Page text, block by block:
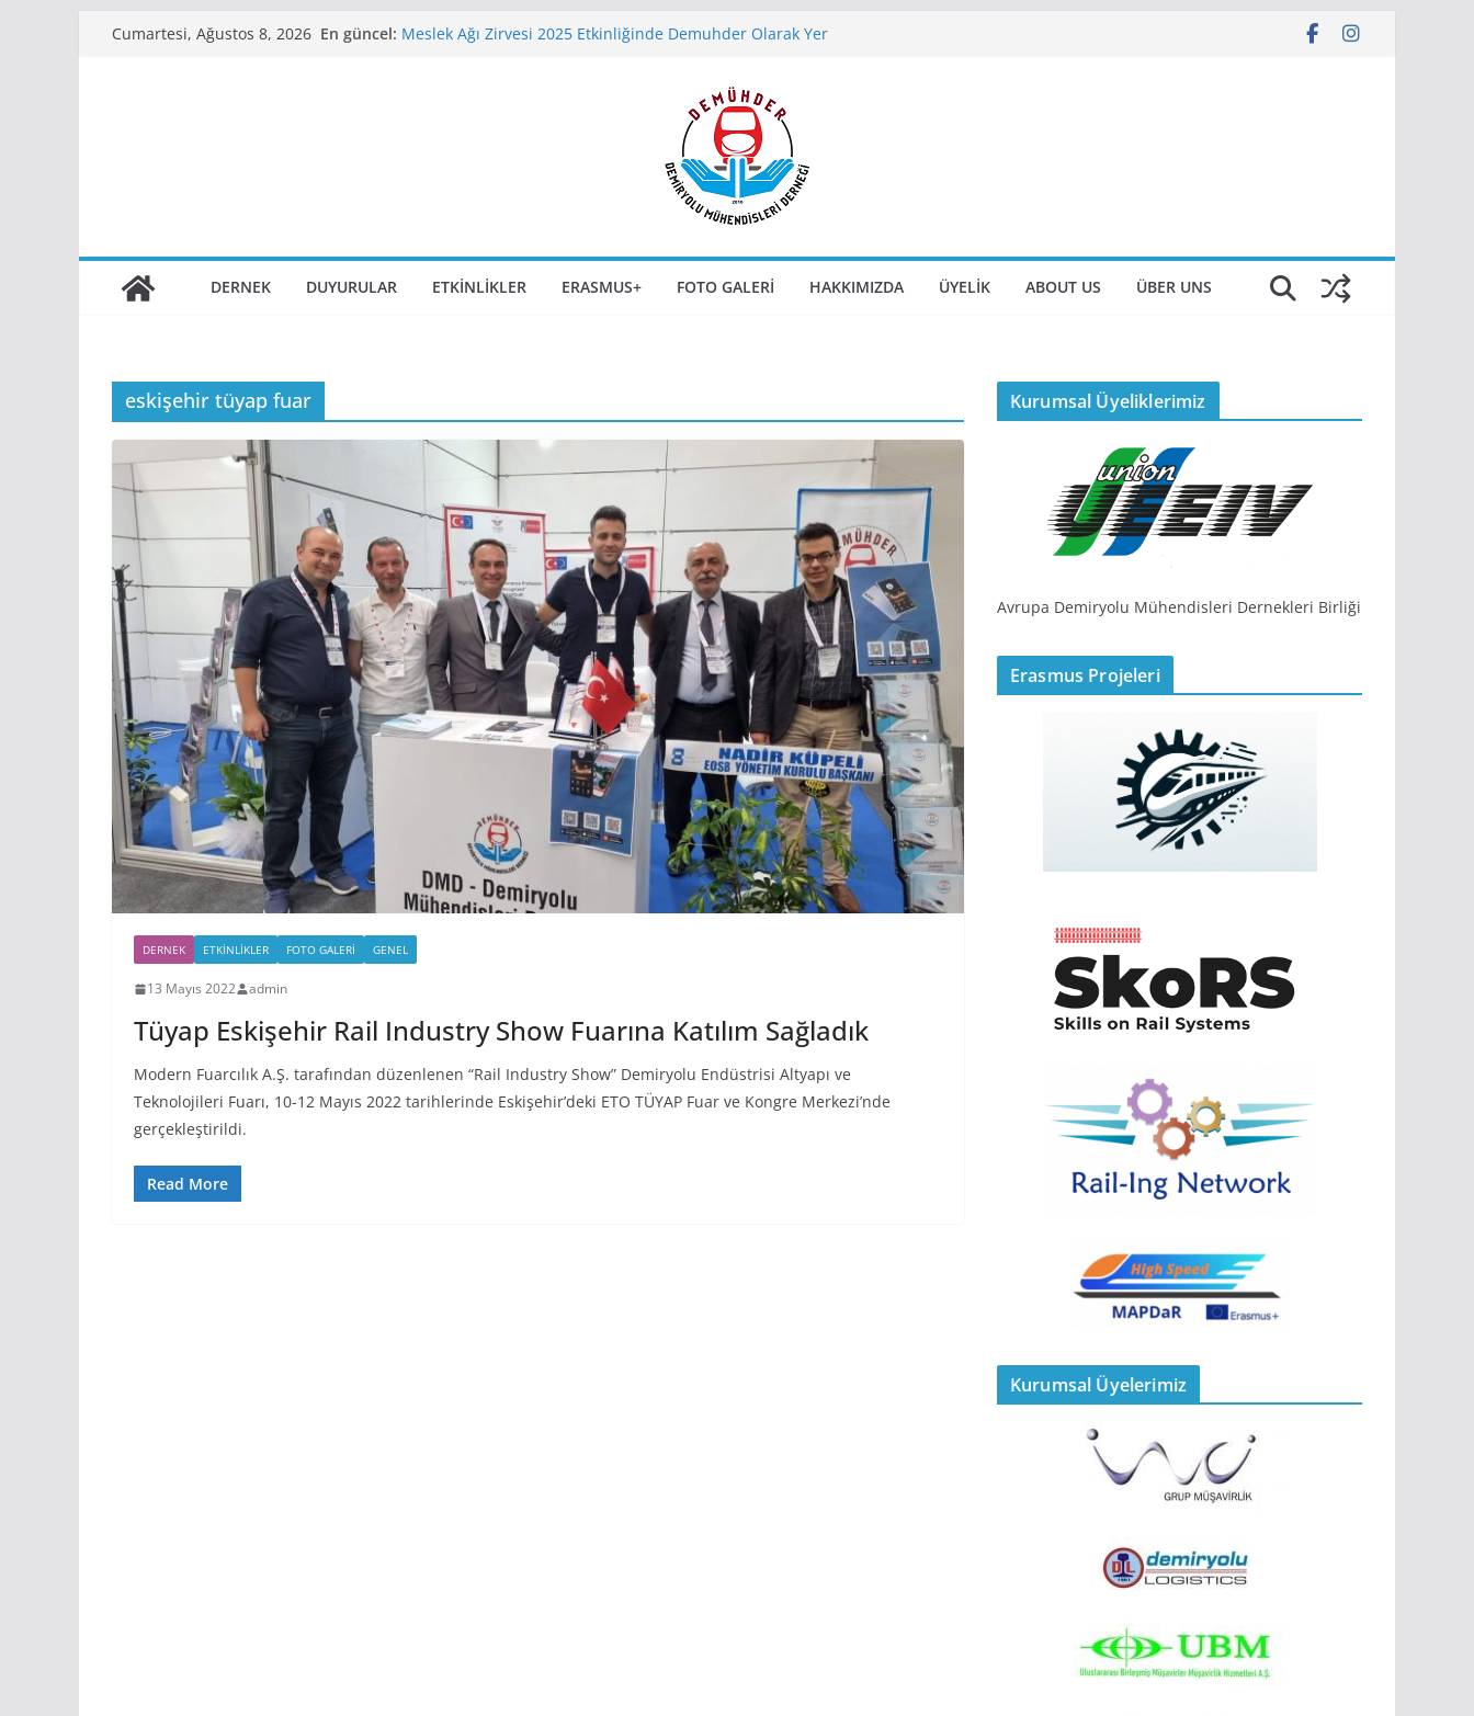
Cumartesi, Ağustos 8, 2026 En güncel: Meslek Ağı Zirvesi 2025 Etkinliğinde Demuhder Olarak Yer
Sapienza University of Rome’da Yaz Kursu Duyurusu
11. Demiryolu Söyleşisi 9 Aralık 2025 Günü Saat 17:00’da
2. Raylı Sistemler Kongre ve Sergisi 6-7-8 Kasım 2025
Tarihlerinde Eskişehir`de Kapılarını Açıyor
DERNEK DUYURULAR ETKINLIKLER ERASMUS+ FOTO GALERI HAKKIMIZDA ÜYELIK ABOUT US ÜBER UNS
eskişehir tüyap fuar
DERNEK ETKINLIKLER FOTO GALERI GENEL
13 Mayıs 2022 admin
Tüyap Eskişehir Rail Industry Show Fuarına Katılım Sağladık
Modern Fuarcılık A.Ş. tarafından düzenlenen “Rail Industry Show” Demiryolu Endüstrisi Altyapı ve
Teknolojileri Fuarı, 10-12 Mayıs 2022 tarihlerinde Eskişehir’deki ETO TÜYAP Fuar ve Kongre Merkezi’nde
gerçekleştirildi.
Read More
Kurumsal Üyeliklerimiz
Avrupa Demiryolu Mühendisleri Dernekleri Birliği
Erasmus Projeleri
Kurumsal Üyelerimiz